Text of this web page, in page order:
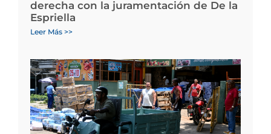
derecha con la juramentación de De la
Espriella
Leer Más >>